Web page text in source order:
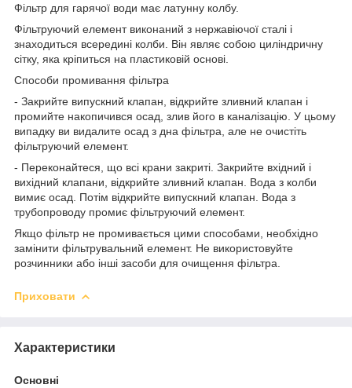
Фільтр для гарячої води має латунну колбу.
Фільтруючий елемент виконаний з нержавіючої сталі і
знаходиться всередині колби. Він являє собою циліндричну
сітку, яка кріпиться на пластиковій основі.
Способи промивання фільтра
- Закрийте випускний клапан, відкрийте зливний клапан і
промийте накопичився осад, злив його в каналізацію. У цьому
випадку ви видалите осад з дна фільтра, але не очистіть
фільтруючий елемент.
- Переконайтеся, що всі крани закриті. Закрийте вхідний і
вихідний клапани, відкрийте зливний клапан. Вода з колби
вимиє осад. Потім відкрийте випускний клапан. Вода з
трубопроводу промиє фільтруючий елемент.
Якщо фільтр не промивається цими способами, необхідно
замінити фільтрувальний елемент. Не використовуйте
розчинники або інші засоби для очищення фільтра.
Приховати
Характеристики
Основні